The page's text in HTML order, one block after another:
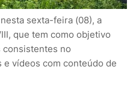
sexta-feira (08), a
que tem como objetivo
no
e vídeos com conteúdo de